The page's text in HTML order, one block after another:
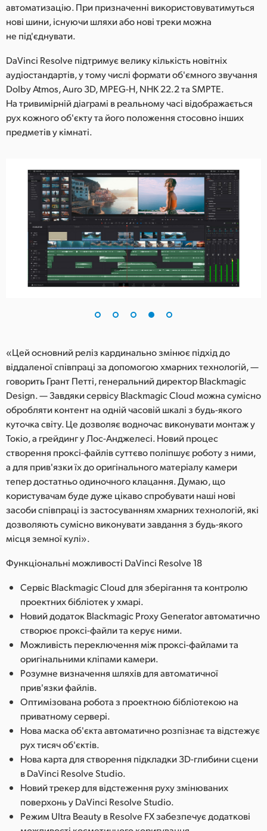
автоматизацію. При призначенні використовуватимуться
нові шини, існуючи шляхи або нові треки можна
не під'єднувати.
DaVinci Resolve підтримує велику кількість новітніх
аудіостандартів, у тому числі формати об'ємного звучання
Dolby Atmos, Auro 3D, MPEG-H, NHK 22.2 та SMPTE.
На тривимірній діаграмі в реальному часі відображається
рух кожного об'єкту та його положення стосовно інших
предметів у кімнаті.
«Цей основний реліз кардинально змінює підхід до
віддаленої співпраці за допомогою хмарних технологій, —
говорить Грант Петті, генеральний директор Blackmagic
Design. — Завдяки сервісу Blackmagic Cloud можна сумісно
обробляти контент на одній часовій шкалі з будь-якого
куточка світу. Це дозволяє водночас виконувати монтаж у
Токіо, а грейдинг у Лос-Анджелесі. Новий процес
створення проксі-файлів суттєво поліпшує роботу з ними,
а для прив'язки їх до оригінального матеріалу камери
тепер достатньо одиночного клацання. Думаю, що
користувачам буде дуже цікаво спробувати наші нові
засоби співпраці із застосуванням хмарних технологій, які
дозволяють сумісно виконувати завдання з будь-якого
місця земної кулі».
Функціональні можливості DaVinci Resolve 18
Сервіс Blackmagic Cloud для зберігання та контролю
проектних бібліотек у хмарі.
Новий додаток Blackmagic Proxy Generator автоматично
створює проксі-файли та керує ними.
Можливість переключення між проксі-файлами та
оригінальними кліпами камери.
Розумне визначення шляхів для автоматичної
прив'язки файлів.
Оптимізована робота з проектною бібліотекою на
приватному сервері.
Нова маска об'єкта автоматично розпізнає та відстежує
рух тисяч об'єктів.
Нова карта для створення підкладки 3D-глибини сцени
в DaVinci Resolve Studio.
Новий трекер для відстеження руху змінюваних
поверхонь у DaVinci Resolve Studio.
Режим Ultra Beauty в Resolve FX забезпечує додаткові